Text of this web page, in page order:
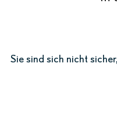
Sie sind sich nicht